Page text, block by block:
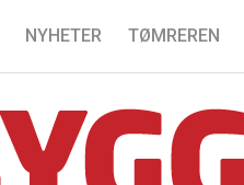
NYHETER TØMREREN